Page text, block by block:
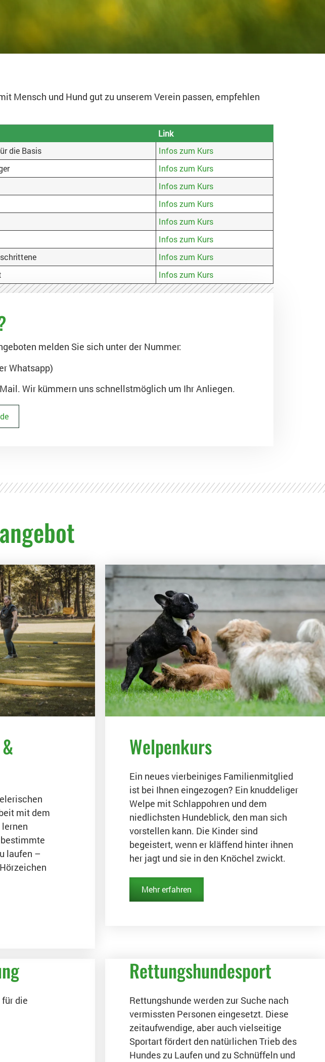
Mensch und Hund gut zu unserem Verein passen, empfehlen
Link
die Basis
Infos zum Kurs
Infos zum Kurs
Infos zum Kurs
Infos zum Kurs
Infos zum Kurs
Infos zum Kurs
Infos zum Kurs
Infos zum Kurs
melden Sie sich unter der Nummer:
Whatsapp)
Wir kümmern uns schnellstmöglich um Ihr Anliegen.
mit dem
laufen –
Welpenkurs
Ein neues vierbeiniges Familienmitglied
ist bei Ihnen eingezogen? Ein knuddeliger
Welpe mit Schlappohren und dem
niedlichsten Hundeblick, den man sich
vorstellen kann. Die Kinder sind
begeistert, wenn er kläffend hinter ihnen
her jagt und sie in den Knöchel zwickt.
Mehr erfahren
die
Rettungshundesport
Rettungshunde werden zur Suche nach
vermissten Personen eingesetzt. Diese
zeitaufwendige, aber auch vielseitige
Sportart fördert den natürlichen Trieb des
Hundes zu Laufen und zu Schnüffeln und